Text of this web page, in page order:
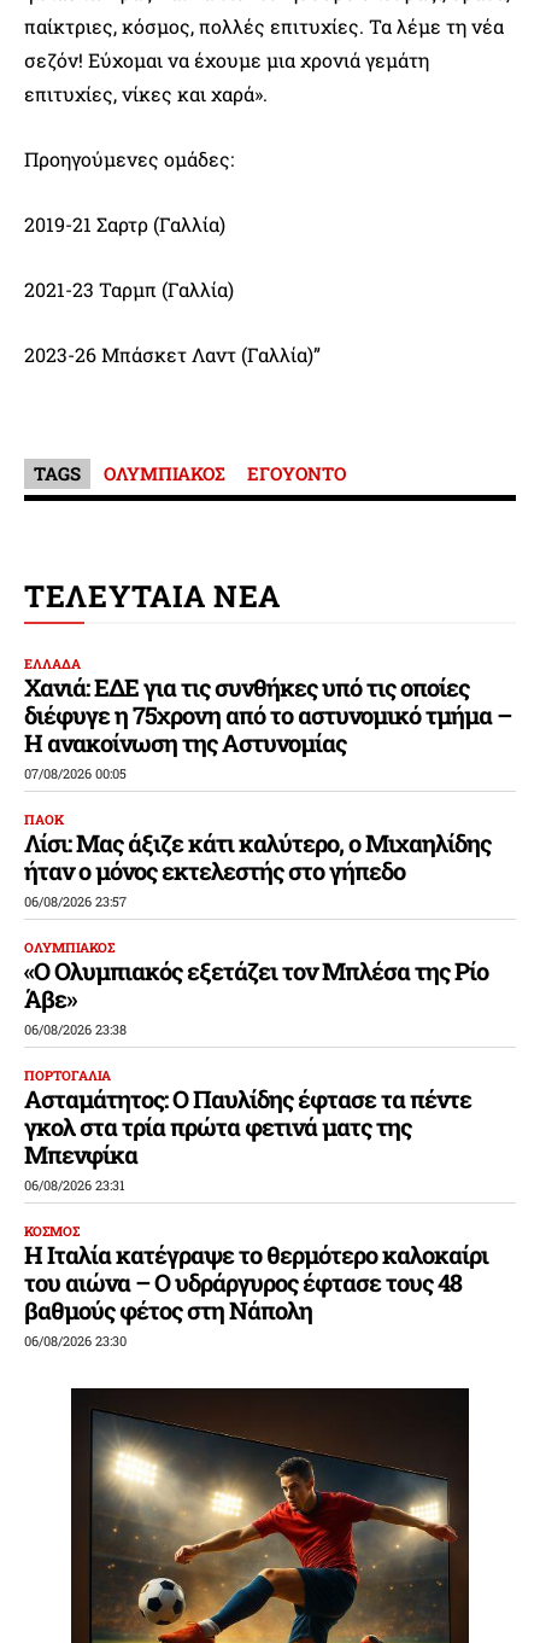
παίκτριες, κόσμος, πολλές επιτυχίες. Τα λέμε τη νέα
σεζόν! Εύχομαι να έχουμε μια χρονιά γεμάτη
επιτυχίες, νίκες και χαρά».
Προηγούμενες ομάδες:
2019-21 Σαρτρ (Γαλλία)
2021-23 Ταρμπ (Γαλλία)
2023-26 Μπάσκετ Λαντ (Γαλλία)”
TAGS ΟΛΥΜΠΙΑΚΟΣ ΕΓΟΥΟΝΤΟ
ΤΕΛΕΥΤΑΙΑ ΝΕΑ
ΕΛΛΑΔΑ
Χανιά: ΕΔΕ για τις συνθήκες υπό τις οποίες
διέφυγε η 75χρονη από το αστυνομικό τμήμα –
Η ανακοίνωση της Αστυνομίας
07/08/2026 00:05
ΠΑΟΚ
Λίσι: Μας άξιζε κάτι καλύτερο, ο Μιχαηλίδης
ήταν ο μόνος εκτελεστής στο γήπεδο
06/08/2026 23:57
ΟΛΥΜΠΙΑΚΟΣ
«Ο Ολυμπιακός εξετάζει τον Μπλέσα της Ρίο
Άβε»
06/08/2026 23:38
ΠΟΡΤΟΓΑΛΙΑ
Ασταμάτητος: Ο Παυλίδης έφτασε τα πέντε
γκολ στα τρία πρώτα φετινά ματς της
Μπενφίκα
06/08/2026 23:31
ΚΟΣΜΟΣ
Η Ιταλία κατέγραψε το θερμότερο καλοκαίρι
του αιώνα – Ο υδράργυρος έφτασε τους 48
βαθμούς φέτος στη Νάπολη
06/08/2026 23:30